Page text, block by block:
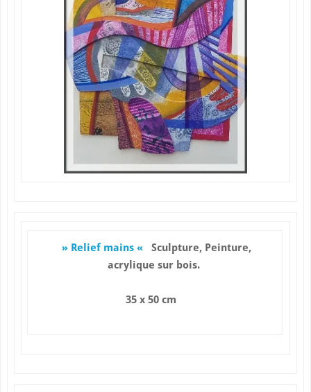
» Relief mains «
Sculpture, Peinture,
acrylique sur bois.
35 x 50 cm